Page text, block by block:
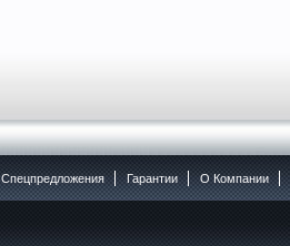
Спецпредложения Гарантии O Компании